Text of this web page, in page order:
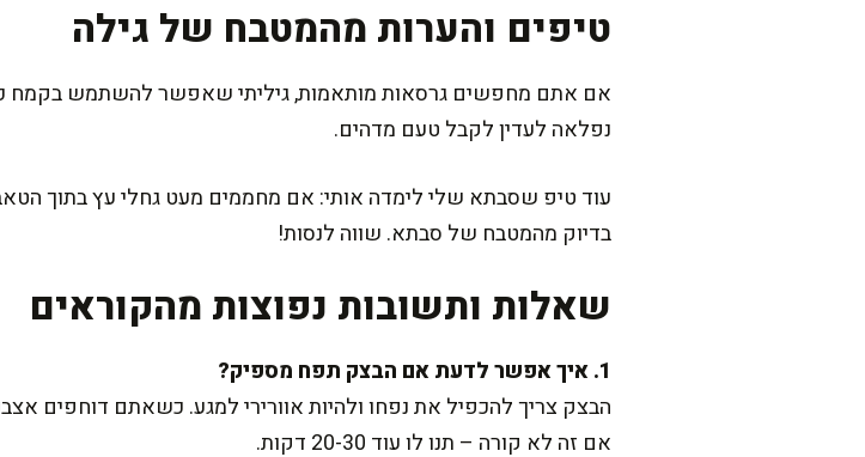
טיפים והערות מהמטבח של גילה
אם אתם מחפשים גרסאות מותאמות, גיליתי שאפשר להשתמש בקמח
נפלאה לעדין לקבל טעם מדהים.
עוד טיפ שסבתא שלי לימדה אותי: אם מחממים מעט גחלי עץ בתוך
בדיוק מהמטבח של סבתא. שווה לנסות!
שאלות ותשובות נפוצות מהקוראים
1. איך אפשר לדעת אם הבצק תפח מספיק?
הבצק צריך להכפיל את נפחו ולהיות אוורירי למגע. כשאתם דוחפים
אם זה לא קורה – תנו לו עוד 20-30 דקות.